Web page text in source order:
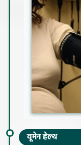
वूमेन हेल्थ